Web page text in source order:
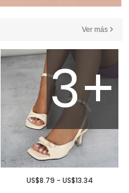
Ver más
3+
US$8.79 - US$13.34